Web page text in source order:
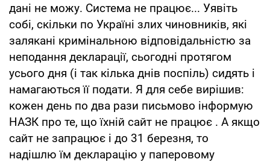
дані не можу. Система не працює... Уявіть
собі, скільки по Україні злих чиновників, які
залякані кримінальною відповідальністю за
неподання декларації, сьогодні протягом
усього дня (і так кілька днів поспіль) сидять і
намагаються її подати. Я для себе вирішив:
кожен день по два рази письмово інформую
НАЗК про те, що їхній сайт не працює . А якщо
сайт не запрацює і до 31 березня, то
надішлю їм декларацію у паперовому